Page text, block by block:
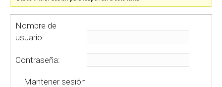
Nombre de
usuario:
Contraseña:
Mantener sesión